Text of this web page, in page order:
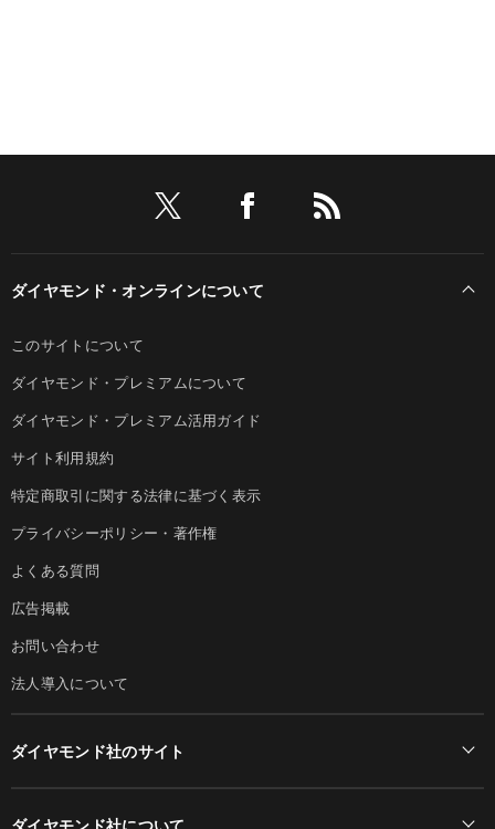
ダイヤモンド・オンラインについて
このサイトについて
ダイヤモンド・プレミアムについて
ダイヤモンド・プレミアム活用ガイド
サイト利用規約
特定商取引に関する法律に基づく表示
プライバシーポリシー・著作権
よくある質問
広告掲載
お問い合わせ
法人導入について
ダイヤモンド社のサイト
ダイヤモンド社について